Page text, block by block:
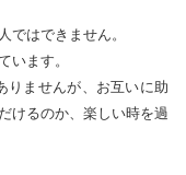
ではできません。
います。
りませんが、お互いに助
けるのか、楽しい時を過